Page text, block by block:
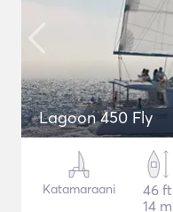
Lagoon 450 Fly
Katamaraani
46 ft
14 m